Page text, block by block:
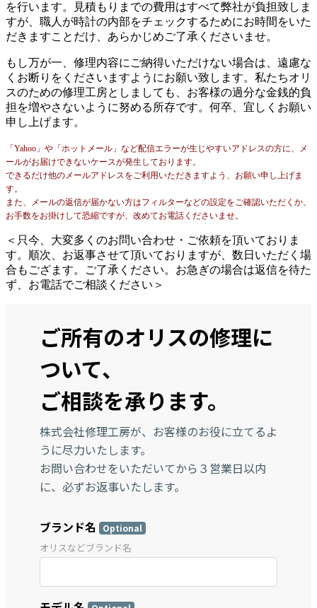
を行います。見積もりまでの費用はすべて弊社が負担致しま
すが、職人が時計の内部をチェックするためにお時間をいた
だきますことだけ、あらかじめご了承くださいませ。
もし万が一、修理内容にご納得いただけない場合は、遠慮な
くお断りをくださいますようにお願い致します。私たちオリ
スのための修理工房としましても、お客様の過分な金銭的負
担を増やさないように努める所存です。何卒、宜しくお願い
申し上げます。
「Yahoo」や「ホットメール」など配信エラーが生じやすいアドレスの方に、メ
ールがお届けできないケースが発生しております。
できるだけ他のメールアドレスをご利用いただきますよう、お願い申し上げま
す。
また、メールの返信が届かない方はフィルターなどの設定をご確認いただくか、
お手数をお掛けして恐縮ですが、改めてお電話くださいませ。
＜只今、大変多くのお問い合わせ・ご依頼を頂いておりま
す。順次、お返事させて頂いておりますが、数日いただく場
合もござます。ご了承ください。お急ぎの場合は返信を待た
ず、お電話でご相談ください＞